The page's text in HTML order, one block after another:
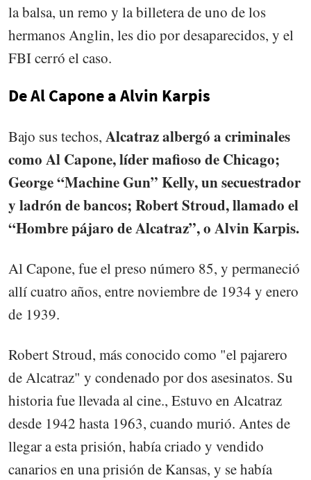
la balsa, un remo y la billetera de uno de los
hermanos Anglin, les dio por desaparecidos, y el
FBI cerró el caso.
De Al Capone a Alvin Karpis
Bajo sus techos, Alcatraz albergó a criminales
como Al Capone, líder mafioso de Chicago;
George “Machine Gun” Kelly, un secuestrador
y ladrón de bancos; Robert Stroud, llamado el
“Hombre pájaro de Alcatraz”, o Alvin Karpis.
Al Capone, fue el preso número 85, y permaneció
allí cuatro años, entre noviembre de 1934 y enero
de 1939.
Robert Stroud, más conocido como "el pajarero
de Alcatraz" y condenado por dos asesinatos. Su
historia fue llevada al cine., Estuvo en Alcatraz
desde 1942 hasta 1963, cuando murió. Antes de
llegar a esta prisión, había criado y vendido
canarios en una prisión de Kansas, y se había